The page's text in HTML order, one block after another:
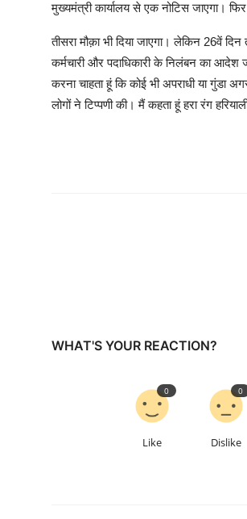
मुख्यमंत्री कार्यालय से एक नोटिस जाएगा।
तीसरा मौक़ा भी दिया जाएगा। लेकिन 26वें
कर्मचारी और पदाधिकारी के निलंबन का आदेश
करना चाहता हूं कि कोई भी अपराधी या
लोगों ने टिप्पणी की। मैं कहता हूं हरा रंग
WHAT'S YOUR REACTION?
Like
0
Dislike
0